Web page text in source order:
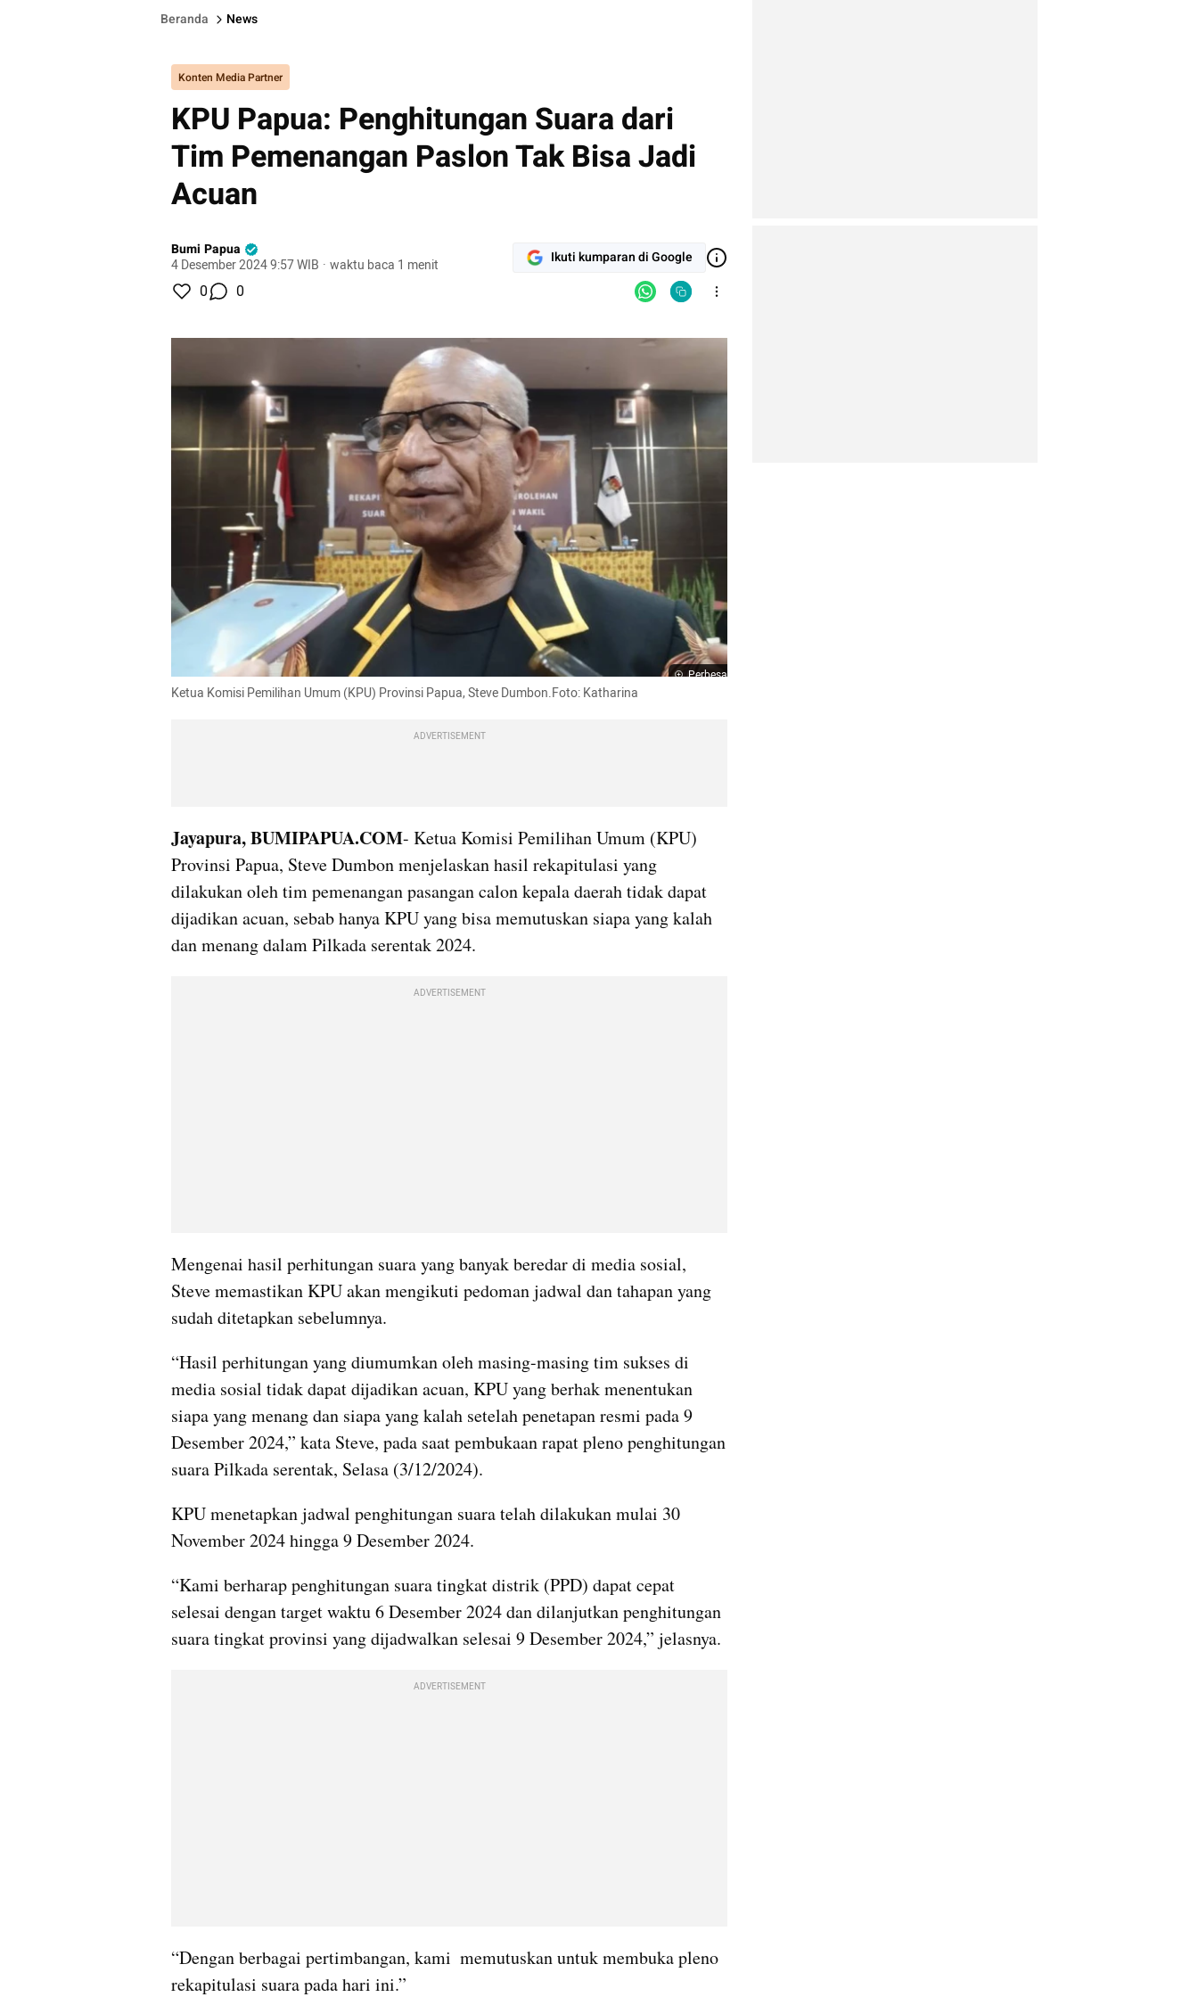
Beranda News
Konten Media Partner
KPU Papua: Penghitungan Suara dari
Tim Pemenangan Paslon Tak Bisa Jadi
Acuan
Bumi Papua
4 Desember 2024 9:57 WIB · waktu baca 1 menit Ikuti kumparan di Google
0 0
Perbesar
Ketua Komisi Pemilihan Umum (KPU) Provinsi Papua, Steve Dumbon.Foto: Katharina
ADVERTISEMENT
Jayapura, BUMIPAPUA.COM- Ketua Komisi Pemilihan Umum (KPU)
Provinsi Papua, Steve Dumbon menjelaskan hasil rekapitulasi yang
dilakukan oleh tim pemenangan pasangan calon kepala daerah tidak dapat
dijadikan acuan, sebab hanya KPU yang bisa memutuskan siapa yang kalah
dan menang dalam Pilkada serentak 2024.
ADVERTISEMENT
Mengenai hasil perhitungan suara yang banyak beredar di media sosial,
Steve memastikan KPU akan mengikuti pedoman jadwal dan tahapan yang
sudah ditetapkan sebelumnya.
“Hasil perhitungan yang diumumkan oleh masing-masing tim sukses di
media sosial tidak dapat dijadikan acuan, KPU yang berhak menentukan
siapa yang menang dan siapa yang kalah setelah penetapan resmi pada 9
Desember 2024,” kata Steve, pada saat pembukaan rapat pleno penghitungan
suara Pilkada serentak, Selasa (3/12/2024).
KPU menetapkan jadwal penghitungan suara telah dilakukan mulai 30
November 2024 hingga 9 Desember 2024.
“Kami berharap penghitungan suara tingkat distrik (PPD) dapat cepat
selesai dengan target waktu 6 Desember 2024 dan dilanjutkan penghitungan
suara tingkat provinsi yang dijadwalkan selesai 9 Desember 2024,” jelasnya.
ADVERTISEMENT
“Dengan berbagai pertimbangan, kami  memutuskan untuk membuka pleno
rekapitulasi suara pada hari ini.”